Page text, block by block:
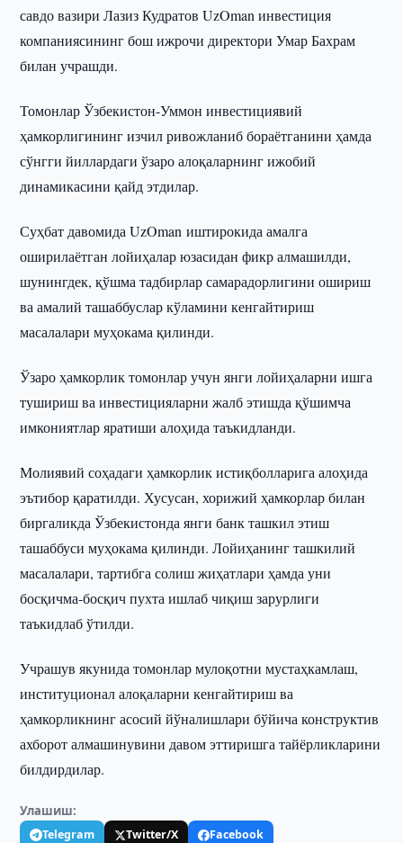
савдо вазири Лазиз Кудратов UzOman инвестиция
компаниясининг бош ижрочи директори Умар Бахрам
билан учрашди.
Томонлар Ўзбекистон-Уммон инвестициявий
ҳамкорлигининг изчил ривожланиб бораётганини ҳамда
сўнгги йиллардаги ўзаро алоқаларнинг ижобий
динамикасини қайд этдилар.
Суҳбат давомида UzOman иштирокида амалга
оширилаётган лойиҳалар юзасидан фикр алмашилди,
шунингдек, қўшма тадбирлар самарадорлигини ошириш
ва амалий ташаббуслар кўламини кенгайтириш
масалалари муҳокама қилинди.
Ўзаро ҳамкорлик томонлар учун янги лойиҳаларни ишга
тушириш ва инвестицияларни жалб этишда қўшимча
имкониятлар яратиши алоҳида таъкидланди.
Молиявий соҳадаги ҳамкорлик истиқболларига алоҳида
эътибор қаратилди. Хусусан, хорижий ҳамкорлар билан
биргаликда Ўзбекистонда янги банк ташкил этиш
ташаббуси муҳокама қилинди. Лойиҳанинг ташкилий
масалалари, тартибга солиш жиҳатлари ҳамда уни
босқичма-босқич пухта ишлаб чиқиш зарурлиги
таъкидлаб ўтилди.
Учрашув якунида томонлар мулоқотни мустаҳкамлаш,
институционал алоқаларни кенгайтириш ва
ҳамкорликнинг асосий йўналишлари бўйича конструк­тив
ахборот алмашинувини давом эттиришга тайёрликларини
билдирдилар.
Улашиш:
Telegram Twitter/X
Facebook